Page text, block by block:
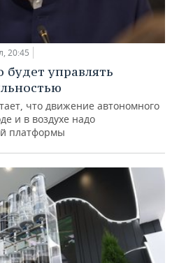
20:45
будет управлять
что движение автономного
и в воздухе надо
платформы